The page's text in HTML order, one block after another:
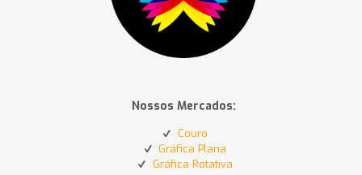
Nossos Mercados:
Couro
Gráfica Plana
Gráfica Rotativa